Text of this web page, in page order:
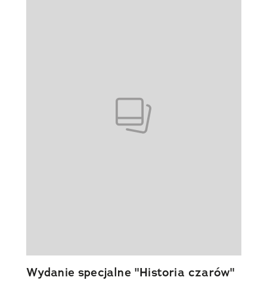
Wydanie specjalne "Historia czarów"